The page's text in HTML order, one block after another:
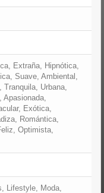
Extraña, Hipnótica,
Suave, Ambiental,
Tranquila, Urbana,
Apasionada,
Exótica,
Romántica,
Optimista,
Lifestyle, Moda,